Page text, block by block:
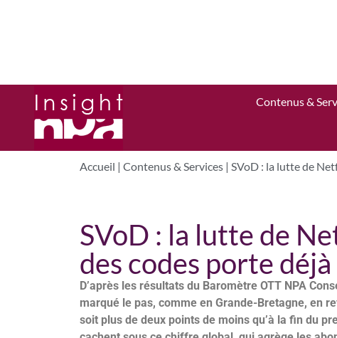
Contenus &
Accueil | Contenus & Services | SVoD : la lutte de
SVoD : la lutte de
des codes porte
D’après les résultats du Baromètre OTT NPA
marqué le pas, comme en Grande-Bretagne, en
soit plus de deux points de moins qu’à la fin du